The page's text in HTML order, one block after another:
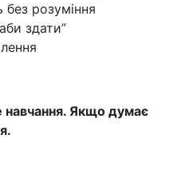
без розуміння
здати”
Якщо думає